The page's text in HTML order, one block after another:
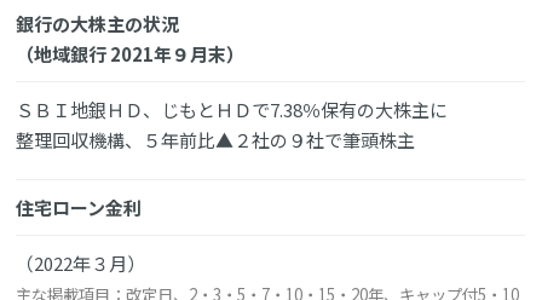
銀行の大株主の状況
（地域銀行 2021年９月末）
ＳＢＩ地銀ＨＤ、じもとＨＤで7.38％保有の大株主に
整理回収機構、５年前比▲２社の９社で筆頭株主
住宅ローン金利
（2022年３月）
主な掲載項目：改定日、2・3・5・7・10・15・20年、キャップ付5・10